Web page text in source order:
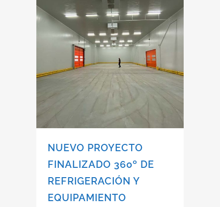
NUEVO PROYECTO
FINALIZADO 360º DE
REFRIGERACIÓN Y
EQUIPAMIENTO